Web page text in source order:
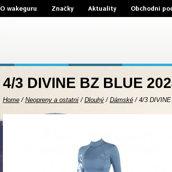
O wakeguru Značky Aktuality Obchodní
4/3 DIVINE BZ BLUE
Home/ Neopreny a ostatní/ Dlouhý/ Dámské/ 4/3